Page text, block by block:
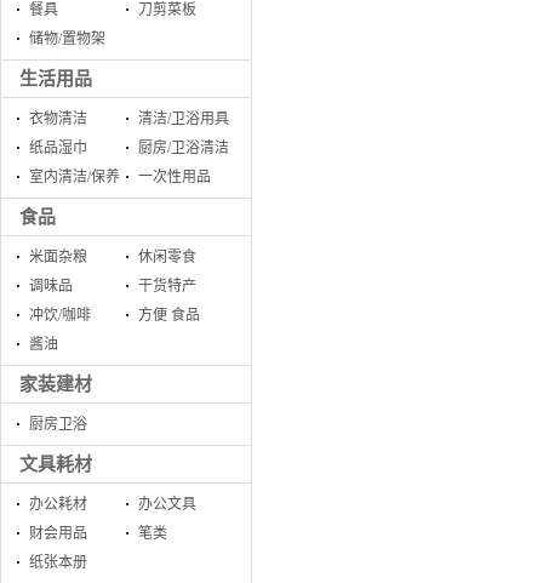
餐具
刀剪菜板
储物/置物架
生活用品
衣物清洁
清洁/卫浴用具
纸品湿巾
厨房/卫浴清洁
室内清洁/保养
一次性用品
食品
米面杂粮
休闲零食
调味品
干货特产
冲饮/咖啡
方便 食品
酱油
家装建材
厨房卫浴
文具耗材
办公耗材
办公文具
财会用品
笔类
纸张本册